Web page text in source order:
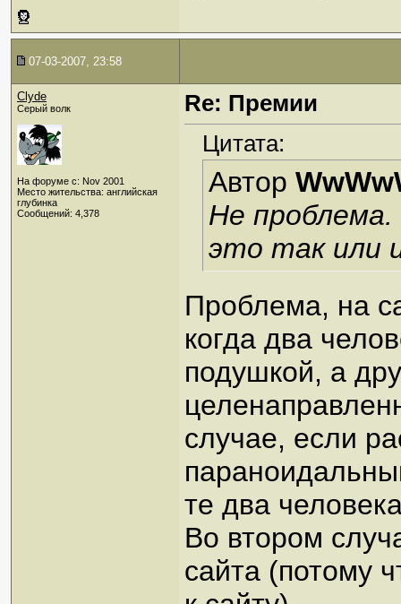
07-03-2007, 23:58
Clyde
Серый волк
На форуме с: Nov 2001
Место жительства: английская
глубинка
Сообщений: 4,378
Re: Премии
Цитата:
Автор
Не проблема.
это так или
Проблема, на
когда два
подушкой, а
случае, если
те два
Во втором
сайта (потому